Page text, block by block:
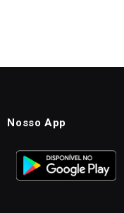
Nosso App